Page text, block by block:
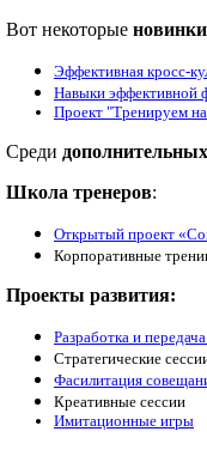
Вот некоторые новинки
Эффективная кросс-
Навыки эффективной
Проект "Тренируем
Среди
Школа тренеров:
Открытый проект
Корпоративные
Проекты развития:
Разработка и
Стратегические
Фасилитация
Креативные сессии
Имитационные игры